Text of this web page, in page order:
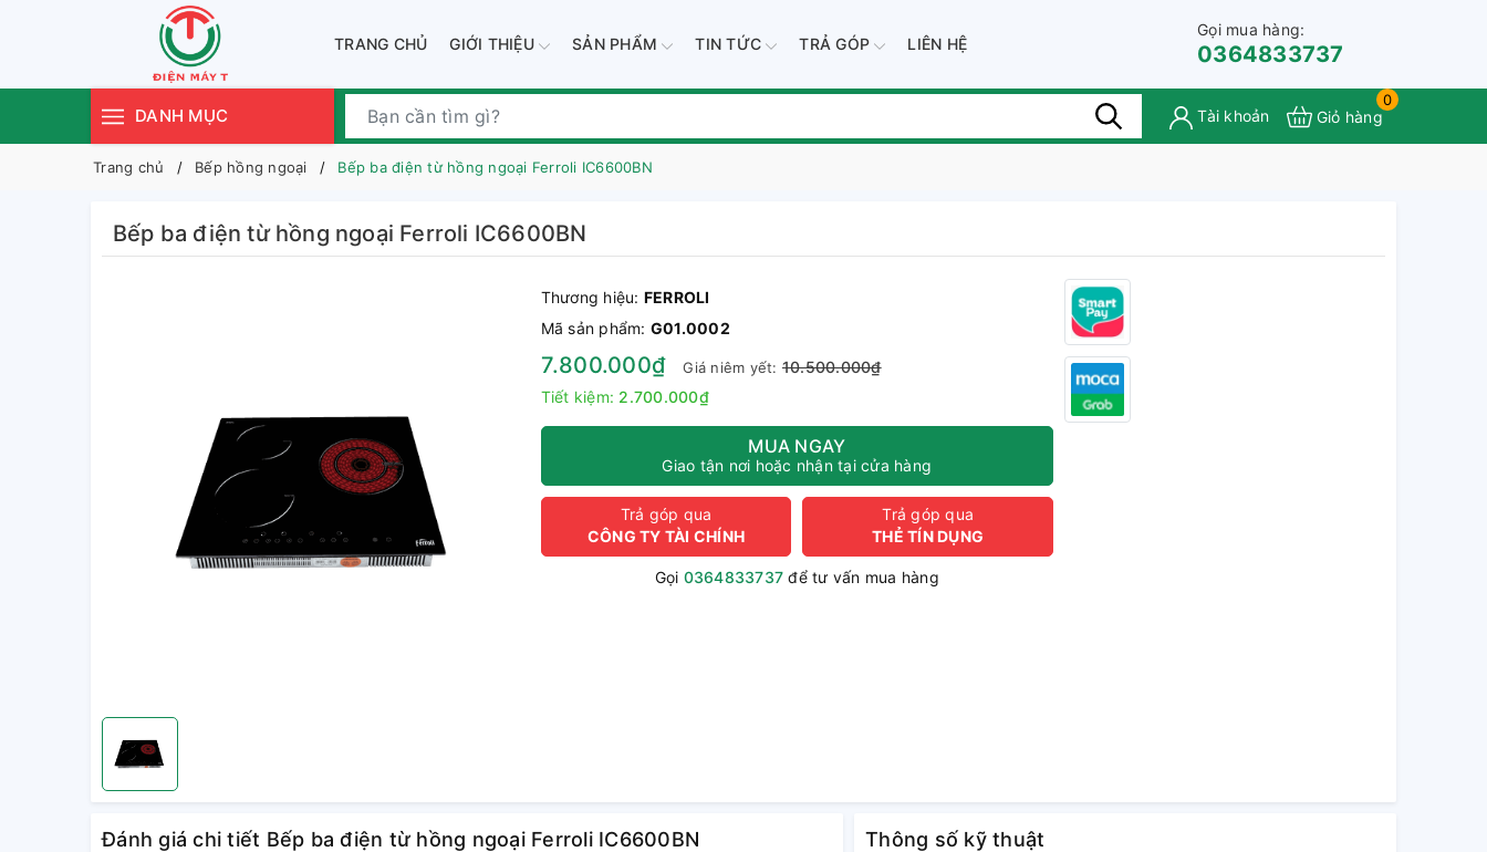
TRANG CHỦ GIỚI THIỆU SẢN PHẨM TIN TỨC TRẢ GÓP LIÊN HỆ
Gọi mua hàng:
0364833737
DANH MỤC Tài khoản
0
Giỏ hàng
Trang chủ Bếp hồng ngoại Bếp ba điện từ hồng ngoại Ferroli IC6600BN
Bếp ba điện từ hồng ngoại Ferroli IC6600BN
Thương hiệu: FERROLI
Mã sản phẩm: G01.0002
7.800.000₫ Giá niêm yết: 10.500.000₫
Tiết kiệm: 2.700.000₫
MUA NGAY
Giao tận nơi hoặc nhận tại cửa hàng
Trả góp qua
CÔNG TY TÀI CHÍNH
Trả góp qua
THẺ TÍN DỤNG
Gọi 0364833737 để tư vấn mua hàng
Đánh giá chi tiết Bếp ba điện từ hồng ngoại Ferroli IC6600BN Thông số kỹ thuật